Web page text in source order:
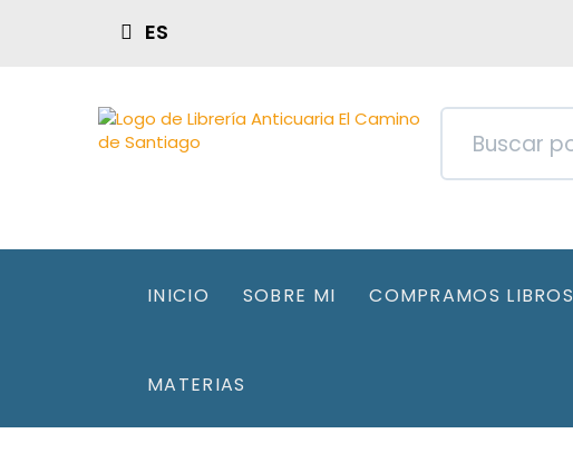
ES
INICIO SOBRE MI COMPRAMOS LIBROS
MATERIAS